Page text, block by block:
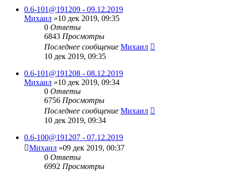
0.6-101@191209 - 09.12.2019
Михаил »10 дек 2019, 09:35
0 Ответы
6843 Просмотры
Последнее сообщение Михаил
10 дек 2019, 09:35
0.6-101@191208 - 08.12.2019
Михаил »10 дек 2019, 09:34
0 Ответы
6756 Просмотры
Последнее сообщение Михаил
10 дек 2019, 09:34
0.6-100@191207 - 07.12.2019
Михаил »09 дек 2019, 00:37
0 Ответы
6992 Просмотры